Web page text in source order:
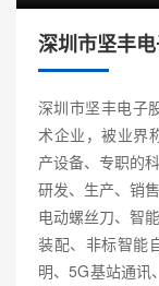
深圳市坚丰
深圳市坚丰电子
术企业，被业界
产设备、专职的
研发、生产、销
电动螺丝刀、智
装配、非标智能
明、5G基站通讯